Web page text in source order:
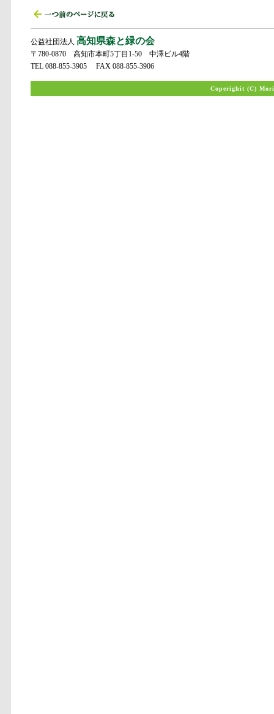
公益社団法人 高知県森と緑の会
〒780-0870 高知市本町5丁目1-50 中澤ビル4階
TEL 088-855-3905 FAX 088-855-3906
Coperighit (C)